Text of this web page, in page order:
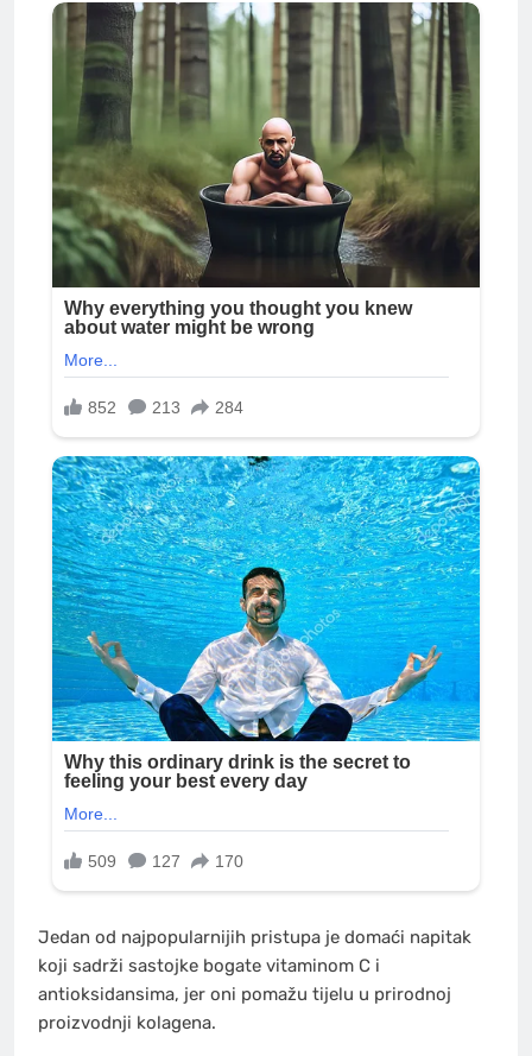
Jedan od najpopularnijih pristupa je domaći napitak
koji sadrži sastojke bogate vitaminom C i
antioksidansima, jer oni pomažu tijelu u prirodnoj
proizvodnji kolagena.